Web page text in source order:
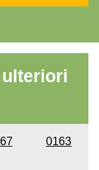
ulteriori
0163